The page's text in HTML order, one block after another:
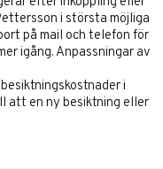
i största möjliga
på mail och telefon för
igång. Anpassningar av
i
att en ny besiktning eller